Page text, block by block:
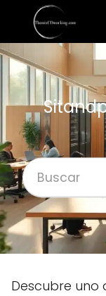
Descubre uno